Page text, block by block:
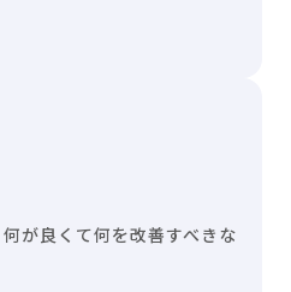
が良くて何を改善すべきな